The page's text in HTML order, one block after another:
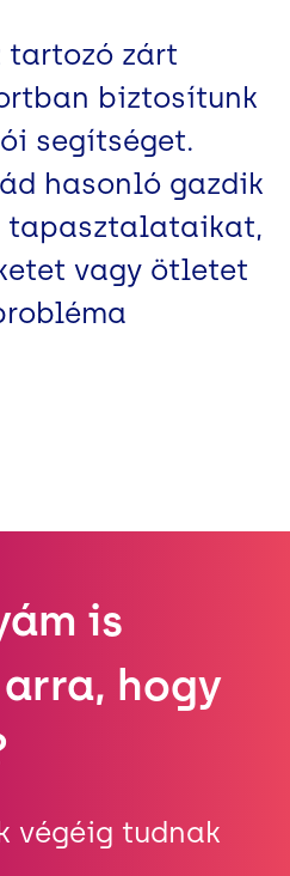
tartozó zárt
biztosítunk
segítséget.
hasonló gazdik
tapasztalataikat,
vagy ötletet
is
hogy
végéig tudnak